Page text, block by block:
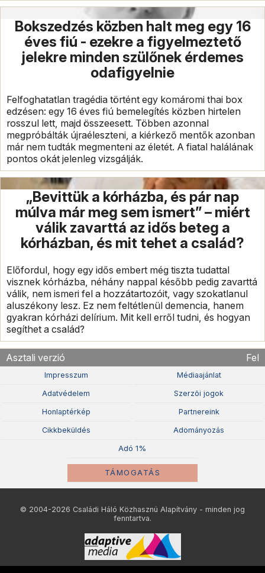
Bokszedzés közben halt meg egy 16
éves fiú - ezekre a figyelmeztető
jelekre minden szülőnek érdemes
odafigyelnie
Felfoghatatlan tragédia történt egy komáromi thai box
edzésen: egy 16 éves fiú bemelegítés közben hirtelen
rosszul lett, majd összeesett. Többen azonnal
megpróbálták újraéleszteni, a kiérkező mentők azonban
már nem tudták megmenteni az életét. A fiatal halálának
pontos okát jelenleg vizsgálják.
„Bevittük a kórházba, és pár nap
múlva már meg sem ismert” – miért
válik zavarttá az idős beteg a
kórházban, és mit tehet a család?
Előfordul, hogy egy idős embert még tiszta tudattal
visznek kórházba, néhány nappal később pedig zavarttá
válik, nem ismeri fel a hozzátartozóit, vagy szokatlanul
aluszékony lesz. Ez nem feltétlenül demencia, hanem
gyakran kórházi delírium. Mit kell erről tudni, és hogyan
segíthet a család?
Asztali verzió Fel
Impresszum Médiaajánlat
Adatvédelem Szerzõi jogok
Honlaptérkép Partnereink
Cikkbeküldés Adományozás
Adó 1%
TÁMOGATÁS
© 2004-2026 Családi Háló Közhasznú Alapítvány - minden jog
fenntartva.